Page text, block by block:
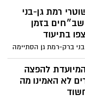
להפצה ולסחר
טוב: נתפסה דירת
הבורסה ברמת גן
רמת גן פשטו על דירת
ברמת גן. מפעילת
גן-בני ברק
שגנב תכשיטים